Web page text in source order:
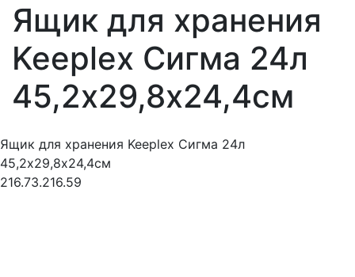
Ящик для хранения
Keeplex Сигма 24л
45,2х29,8х24,4см
Ящик для хранения Keeplex Сигма 24л
45,2х29,8х24,4см
216.73.216.59